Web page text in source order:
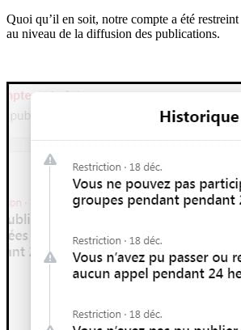
Quoi qu’il en soit, notre compte a été
au niveau de la diffusion des publications.